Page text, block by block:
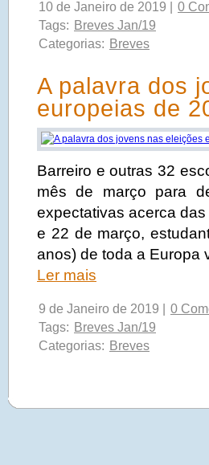
10 de Janeiro de 2019 |
0
Tags: Breves Jan/19
Categorias: Breves
A palavra dos
europeias de
Barreiro e outras 32
mês de março para
expectativas acerca
e 22 de março,
anos) de toda a
Ler mais
9 de Janeiro de 2019 |
0
Tags: Breves Jan/19
Categorias: Breves